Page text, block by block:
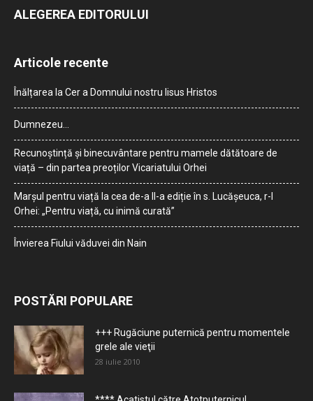
ALEGEREA EDITORULUI
Articole recente
Înălțarea la Cer a Domnului nostru Iisus Hristos
Dumnezeu…
Recunoștință și binecuvântare pentru mamele dătătoare de
viață – din partea preoților Vicariatului Orhei
Marșul pentru viață la cea de-a II-a ediție în s. Lucășeuca, r-l
Orhei: „Pentru viață, cu inimă curată”
Învierea Fiului văduvei din Nain
POSTĂRI POPULARE
+++ Rugăciune puternică pentru momentele
grele ale vieţii
28 iulie 2010